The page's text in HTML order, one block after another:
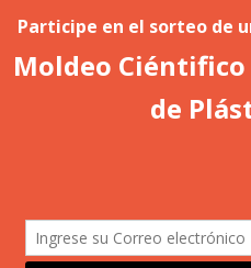
Acceder